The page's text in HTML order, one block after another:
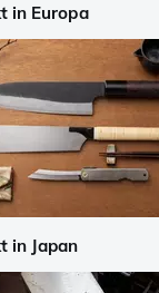
in Europa
in Japan